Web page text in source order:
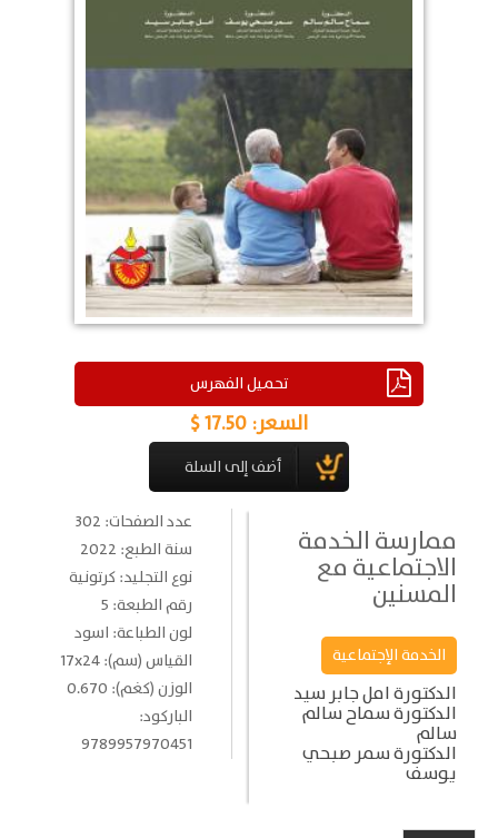
تحميل الفهرس
السعر: 17.50 $
ممارسة الخدمة
الاجتماعية مع
المسنين
الخدمة الإجتماعية
الدكتورة امل جابر سيد
الدكتورة سماح سالم
سالم
الدكتورة سمر صبحي
يوسف
عدد الصفحات: 302
سنة الطبع: 2022
نوع التجليد: كرتونية
رقم الطبعة: 5
لون الطباعة: اسود
القياس (سم): 17x24
الوزن (كغم): 0.670
الباركود:
9789957970451